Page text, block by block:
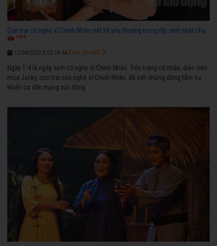
Con trai cố nghệ sĩ Chinh Nhân viết lời yêu thương trong dịp sinh nhật cha
3686
12/04/2022 8:02:14 SA
Ngày 1-4 là ngày sinh cố nghệ sĩ Chinh Nhân. Trên trang cá nhân, diễn viên
múa Jacky, con trai của nghệ sĩ Chinh Nhân, đã viết những dòng tâm sự
khiến cư dân mạng xúc động
Xem chi tiết